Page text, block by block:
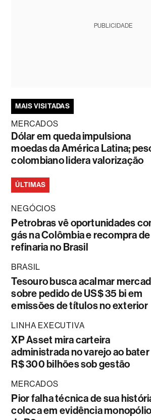
PUBLICIDADE
MAIS VISITADAS
MERCADOS
Dólar em queda impulsiona
moedas da América Latina;
colombiano lidera valorização
ÚLTIMAS
NEGÓCIOS
Petrobras vê oportunidades
gás na Colômbia e recompra de
refinaria no Brasil
BRASIL
Tesouro busca acalmar
sobre pedido de US$ 35 bi em
emissões de títulos no exterior
LINHA EXECUTIVA
XP Asset mira carteira
administrada no varejo ao bater
R$ 300 bilhões sob gestão
MERCADOS
Pior falha técnica de sua
coloca em evidência monopólio